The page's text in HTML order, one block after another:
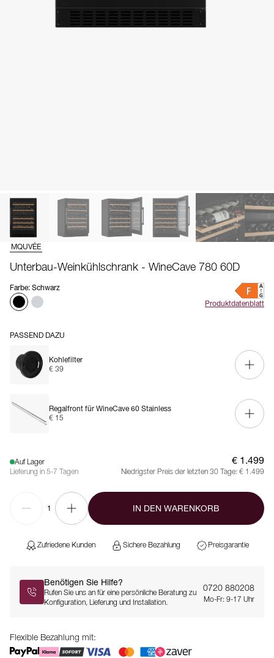
MQUVÉE
Unterbau-Weinkühlschrank - WineCave 780 60D
Farbe: Schwarz
Produktdatenblatt
PASSEND DAZU
Kohlefilter
€ 39
Regalfront für WineCave 60 Stainless
€ 15
Auf Lager
Lieferung in 5-7 Tagen
€ 1.499
Niedrigster Preis der letzten 30 Tage: € 1.499
1 IN DEN WARENKORB
Zufriedene Kunden Sichere Bezahlung Preisgarantie
Benötigen Sie Hilfe?
Rufen Sie uns an für eine persönliche Beratung zu
Konfiguration, Lieferung und Installation.
0720 880208
Mo-Fr: 9-17 Uhr
Flexible Bezahlung mit: